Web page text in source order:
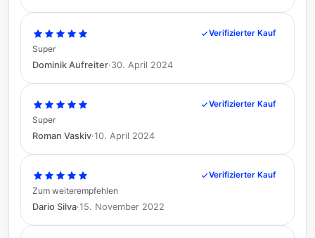
Verifizierter Kauf
Super
Dominik Aufreiter·30. April 2024
Verifizierter Kauf
Super
Roman Vaskiv·10. April 2024
Verifizierter Kauf
Zum weiterempfehlen
Dario Silva·15. November 2022